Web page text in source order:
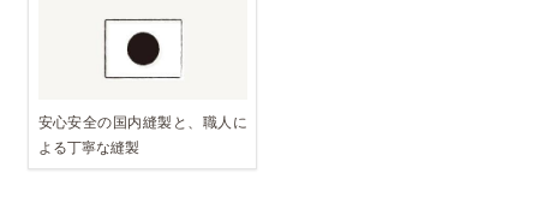
安心安全の国内縫製と、職人に
よる丁寧な縫製